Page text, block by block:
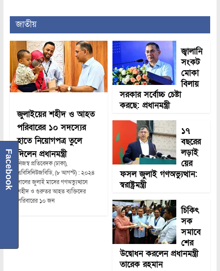
জাতীয়
জুলাইয়ের শহীদ ও আহত
পরিবারের ১০ সদস্যের
হাতে নিয়োগপত্র তুলে
দিলেন প্রধানমন্ত্রী
নিজস্ব প্রতিবেদক (ঢাকা),
এবিসিনিউজবিডি, (৮ আগস্ট) : ২০২৪
সালের জুলাই মাসের গণঅভ্যুত্থানে
শহীদ ও গুরুতর আহত ব্যক্তিদের
পরিবারের ১০ জন
জ্বালানি
সংকট
মোকা
বিলায়
সরকার সর্বোচ্চ চেষ্টা
করছে: প্রধানমন্ত্রী
১৭
বছরের
লড়াই
য়ের
ফসল জুলাই গণঅভ্যুত্থান:
স্বরাষ্ট্রমন্ত্রী
চিকিৎ
সক
সমাবে
শের
উদ্বোধন করলেন প্রধানমন্ত্রী
তারেক রহমান
Facebook